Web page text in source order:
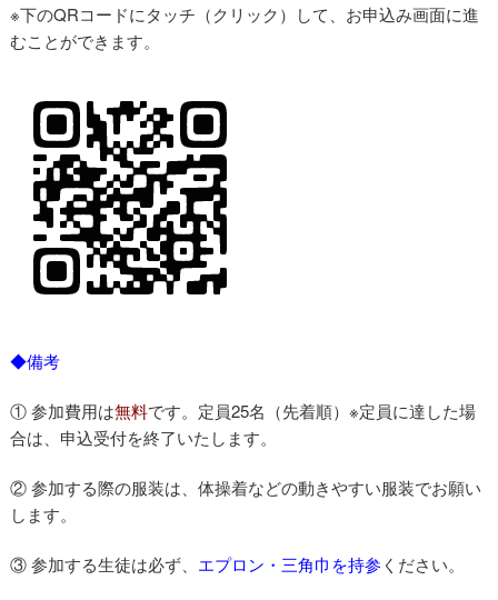
※下のQRコードにタッチ（クリック）して、お申込み画面に進
むことができます。
◆備考
① 参加費用は無料です。定員25名（先着順）※定員に達した場
合は、申込受付を終了いたします。
② 参加する際の服装は、体操着などの動きやすい服装でお願い
します。
③ 参加する生徒は必ず、 エプロン・三角巾を持参 ください。